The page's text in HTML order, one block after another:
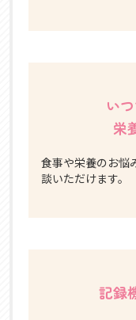
い
栄
食事や栄養のお悩
談いただけます。
記録